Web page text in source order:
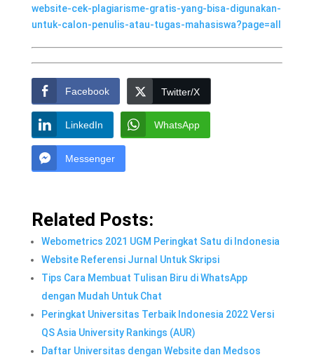
website-cek-plagiarisme-gratis-yang-bisa-digunakan-
untuk-calon-penulis-atau-tugas-mahasiswa?page=all
Facebook Twitter/X
LinkedIn WhatsApp
Messenger
Related Posts:
Webometrics 2021 UGM Peringkat Satu di Indonesia
Website Referensi Jurnal Untuk Skripsi
Tips Cara Membuat Tulisan Biru di WhatsApp
dengan Mudah Untuk Chat
Peringkat Universitas Terbaik Indonesia 2022 Versi
QS Asia University Rankings (AUR)
Daftar Universitas dengan Website dan Medsos